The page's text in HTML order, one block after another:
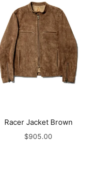
Racer Jacket Brown
$905.00